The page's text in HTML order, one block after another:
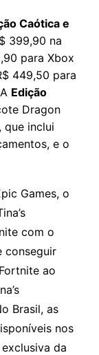
Caótica e
399,90 na
para Xbox
449,50 para
Edição
Dragon
que inclui
e o
Games, o
com o
conseguir
ao
Brasil, as
nos
da